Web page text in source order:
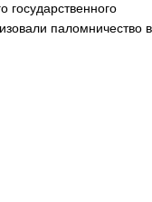
государственного
паломничество в